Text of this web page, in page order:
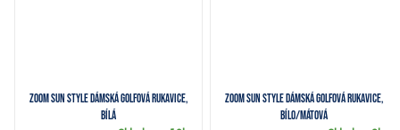
Zoom Sun Style dámská golfová rukavice,
bílá
Zoom Sun Style dámská golfová rukavice,
bílo/mátová